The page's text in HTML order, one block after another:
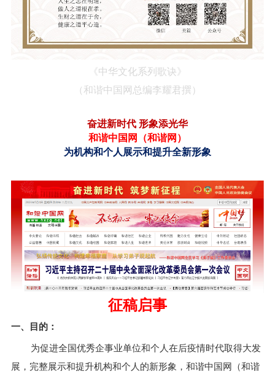
《中华文化系列歌诀》
（ 和谐中国网总编李耀君撰）
奋进新时代 形象添光华
和谐中国网（和谐网 ）
为机构和个人展示和提升全新形象
征稿启事
一、目的：
为促进全国优秀企事业单位和个人在后疫情时代取得大发
展，完整展示和提升机构和个人的新形象，和谐中国网（和谐